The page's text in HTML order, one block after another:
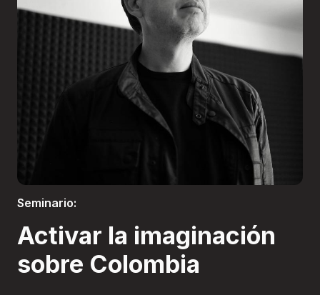
Inscribir
Boletería
Seminario:
Activar la imaginación
sobre Colombia